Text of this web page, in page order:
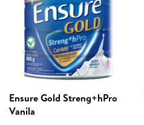
Ensure Gold Streng+hPro
Vanila